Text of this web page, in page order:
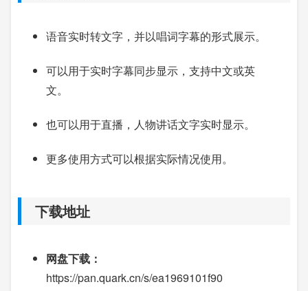
语音实时转文字，并以唱词字幕的形式展示。
可以用于实时字幕同步显示，支持中文或英
文。
也可以用于直播，人物讲话文字实时显示。
更多使用方式可以根据实际情况使用。
下载地址
网盘下载：
https://pan.quark.cn/s/ea1969101f90